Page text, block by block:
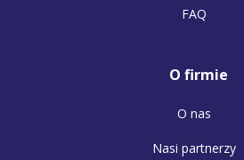
FAQ
O firmie
O nas
Nasi partnerzy